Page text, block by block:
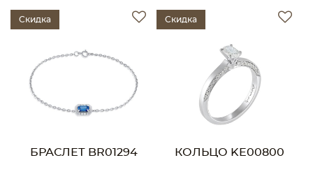
Скидка
БРАСЛЕТ BR01294
Скидка
КОЛЬЦО KE00800